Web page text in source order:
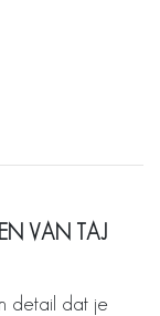
VAN TAJ
detail dat je